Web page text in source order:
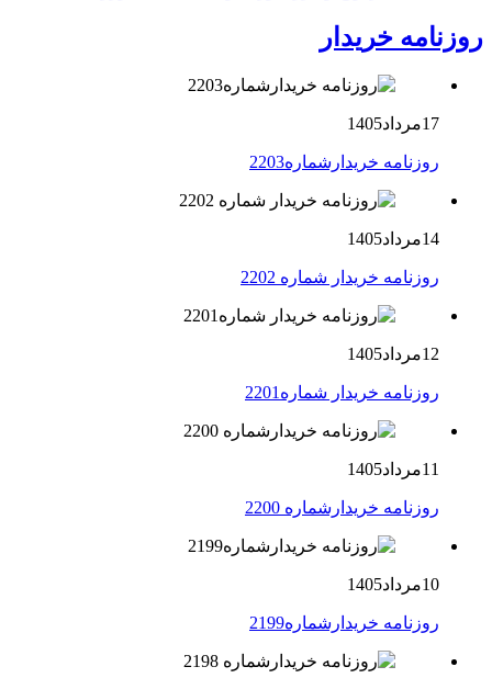
روزنامه خریدار
17مرداد1405
روزنامه خریدارشماره2203
14مرداد1405
روزنامه خریدار شماره 2202
12مرداد1405
روزنامه خریدار شماره2201
11مرداد1405
روزنامه خریدارشماره 2200
10مرداد1405
روزنامه خریدارشماره2199